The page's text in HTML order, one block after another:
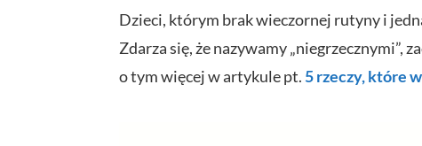
Dzieci, którym brak wieczornej rutyny i
Zdarza się, że nazywamy „niegrzecznymi”,
o tym więcej w artykule pt. 5 rzeczy, które